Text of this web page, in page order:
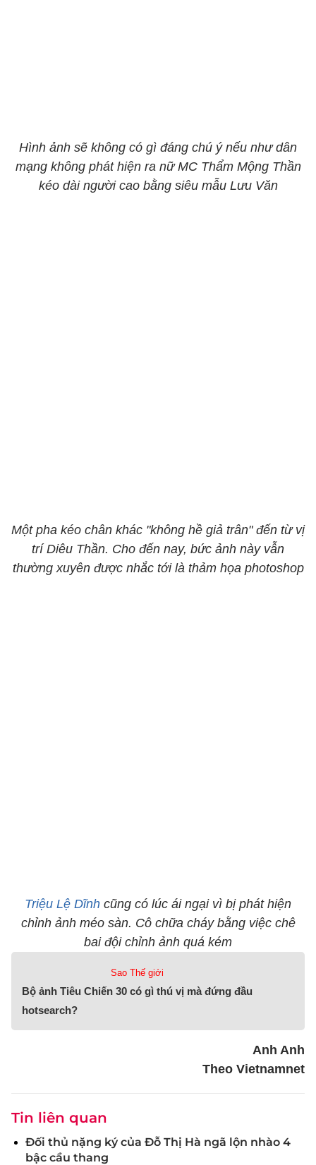
Hình ảnh sẽ không có gì đáng chú ý nếu như dân
mạng không phát hiện ra nữ MC Thẩm Mộng Thần
kéo dài người cao bằng siêu mẫu Lưu Văn
Một pha kéo chân khác "không hề giả trân" đến từ vị
trí Diêu Thần. Cho đến nay, bức ảnh này vẫn
thường xuyên được nhắc tới là thảm họa photoshop
Triệu Lệ Dĩnh cũng có lúc ái ngại vì bị phát hiện
chỉnh ảnh méo sàn. Cô chữa cháy bằng việc chê
bai đội chỉnh ảnh quá kém
Sao Thế giới
Bộ ảnh Tiêu Chiến 30 có gì thú vị mà đứng đầu
hotsearch?
Anh Anh
Theo Vietnamnet
Tin liên quan
Đối thủ nặng ký của Đỗ Thị Hà ngã lộn nhào 4
bậc cầu thang